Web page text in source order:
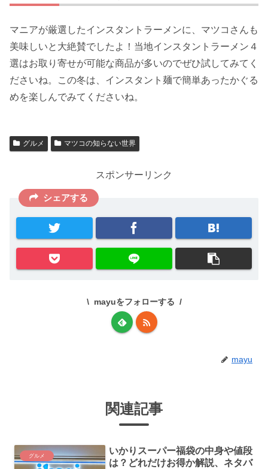
マニアが厳選したインスタントラーメンに、マツコさんも
美味しいと大絶賛でしたよ！当地インスタントラーメン４
選はお取り寄せが可能な商品が多いのでぜひ試してみてく
ださいね。この冬は、インスタント麺で簡単あったかぐる
めを楽しんでみてくださいね。
グルメ マツコの知らない世界
スポンサーリンク
シェアする
mayuをフォローする
mayu
関連記事
グルメ
いかりスーパー福袋の中身や値段
は？どれだけお得か解説、ネタバ